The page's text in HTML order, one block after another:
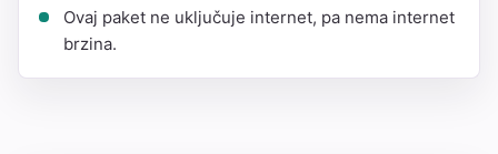
Ovaj paket ne uključuje internet, pa nema internet
brzina.